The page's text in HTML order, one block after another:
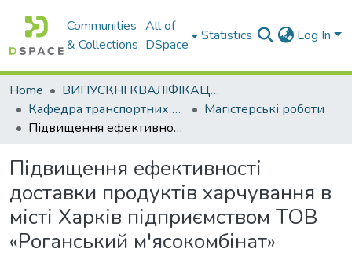
Communities
& Collections
All of
DSpace
Statistics Log In
Home
ВИПУСКНІ КВАЛІФІКАЦІЙНІ РОБОТИ
Кафедра транспортних технологій
Магістерські роботи
Підвищення ефективності доставки продуктів харчування в місті Харків підприємством ТОВ «Роганський м'ясокомбінат»
Підвищення ефективності
доставки продуктів харчування в
місті Харків підприємством ТОВ
«Роганський м'ясокомбінат»